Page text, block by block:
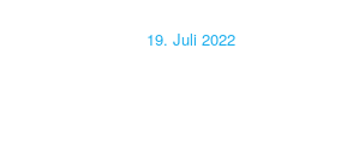
Veröffentlicht
19. Juli 2022